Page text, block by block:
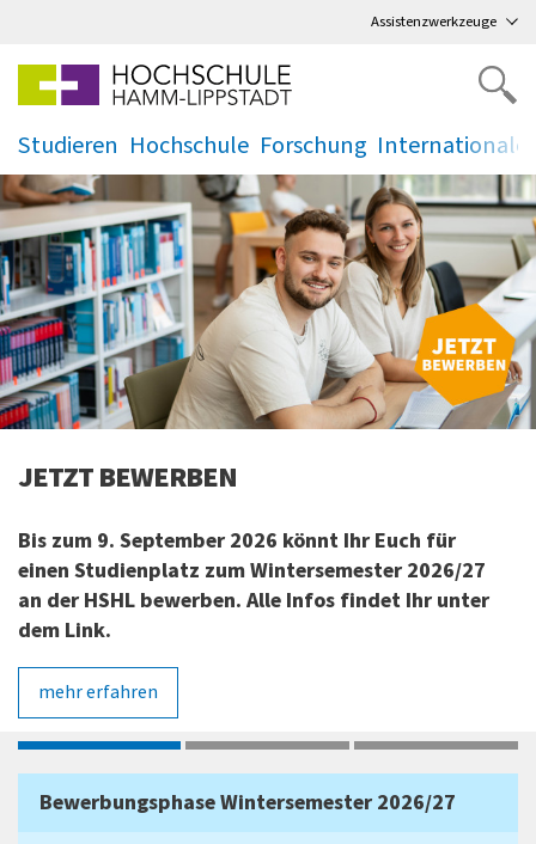
Assistenzwerkzeuge
Studieren
.
Hochschule
.
Forschung
. .
JETZT BEWERBEN
Bis zum 9. September 2026 könnt Ihr Euch für
einen Studienplatz zum Wintersemester 2026/27
an der HSHL bewerben. Alle Infos findet Ihr unter
dem Link.
mehr erfahren
1 2
3
Bewerbungsphase Wintersemester 2026/27